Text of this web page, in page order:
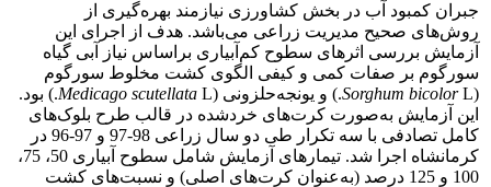
جبران کمبود آب در بخش کشاورزی نیازمند بهره‌گیری از
روش‌های صحیح مدیریت زراعی می‌باشد. هدف از اجرای این
آزمایش بررسی اثرهای سطوح کم‌آبیاری براساس نیاز آبی گیاه
سورگوم بر صفات کمی و کیفی الگوی کشت مخلوط سورگوم
(
Sorghum bicolorL.) و یونجه‌حلزونی ( Medicago scutellata
L.) بود.
این آزمایش به‌صورت کرت‌های خردشده در قالب طرح بلوک‌های
کامل تصادفی با سه تکرار طی دو سال زراعی 98-97 و 97-96 در
کرمانشاه اجرا شد. تیمارهای آزمایش شامل سطوح آبیاری 50، 75،
100 و 125 درصد (به‌عنوان کرت‌های اصلی) و نسبت‌های کشت